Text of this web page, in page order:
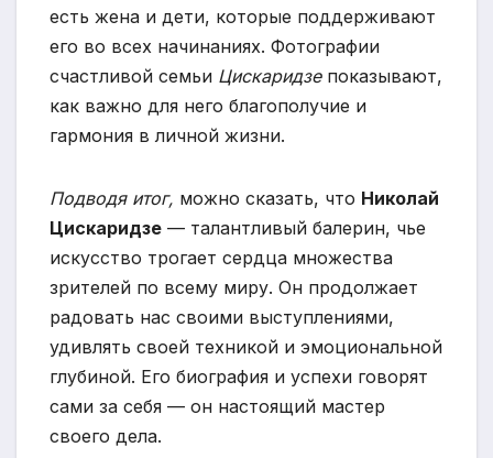
есть жена и дети, которые поддерживают
его во всех начинаниях. Фотографии
счастливой семьи Цискаридзепоказывают,
как важно для него благополучие и
гармония в личной жизни.
Подводя итог, можно сказать, что Николай
Цискаридзе — талантливый балерин, чье
искусство трогает сердца множества
зрителей по всему миру. Он продолжает
радовать нас своими выступлениями,
удивлять своей техникой и эмоциональной
глубиной. Его биография и успехи говорят
сами за себя — он настоящий мастер
своего дела.